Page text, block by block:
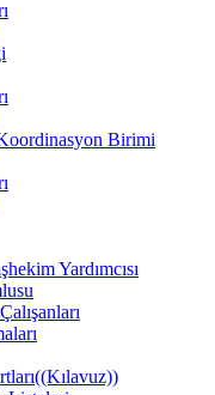
Birimi
Yardımcısı